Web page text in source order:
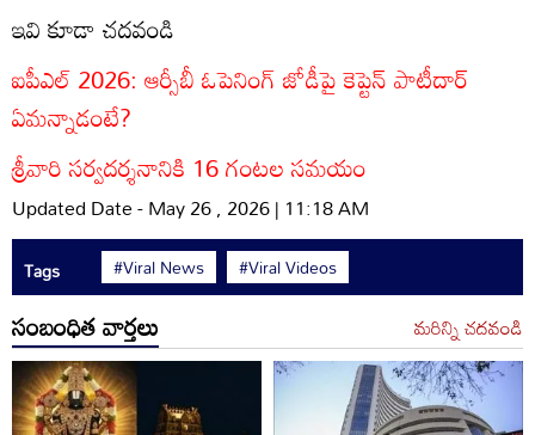
ఇవి కూడా చదవండి
ఐపీఎల్ 2026: ఆర్సీబీ ఓపెనింగ్ జోడీపై కెప్టెన్ పాటీదార్
ఏమన్నాడంటే?
శ్రీవారి సర్వదర్శనానికి 16 గంటల సమయం
Updated Date - May 26 , 2026 | 11:18 AM
Tags #Viral News #Viral Videos
సంబంధిత వార్తలు మరిన్ని చదవండి